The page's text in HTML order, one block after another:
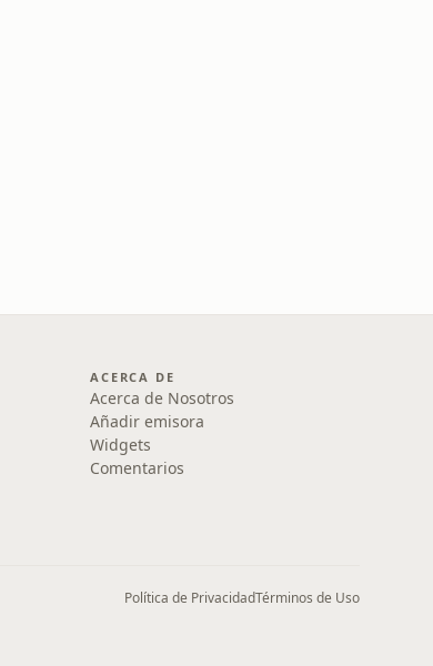
ACERCA DE
Acerca de Nosotros
Añadir emisora
Widgets
Comentarios
Política de PrivacidadTérminos de Uso